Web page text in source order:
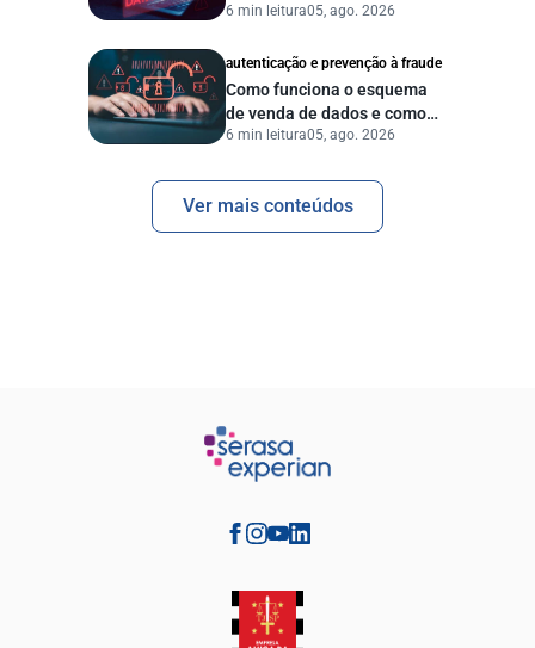
vazamento de dados?
6 min leitura05, ago. 2026
autenticação e prevenção à fraude
Como funciona o esquema
de venda de dados e como
proteger sua empresa?
6 min leitura05, ago. 2026
Ver mais conteúdos